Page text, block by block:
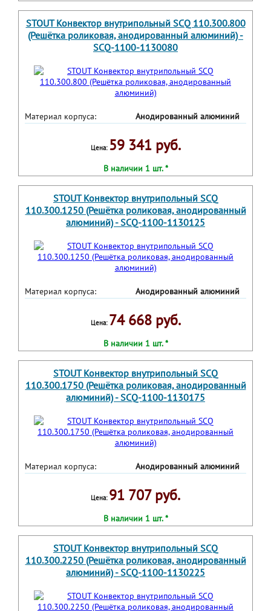
STOUT Конвектор внутрипольный SCQ 110.300.800
(Решётка роликовая, анодированный алюминий) -
SCQ-1100-1130080
Материал корпуса: Анодированный алюминий
Цена: 59 341 руб.
В наличии 1 шт. *
STOUT Конвектор внутрипольный SCQ
110.300.1250 (Решётка роликовая, анодированный
алюминий) - SCQ-1100-1130125
Материал корпуса: Анодированный алюминий
Цена: 74 668 руб.
В наличии 1 шт. *
STOUT Конвектор внутрипольный SCQ
110.300.1750 (Решётка роликовая, анодированный
алюминий) - SCQ-1100-1130175
Материал корпуса: Анодированный алюминий
Цена: 91 707 руб.
В наличии 1 шт. *
STOUT Конвектор внутрипольный SCQ
110.300.2250 (Решётка роликовая, анодированный
алюминий) - SCQ-1100-1130225